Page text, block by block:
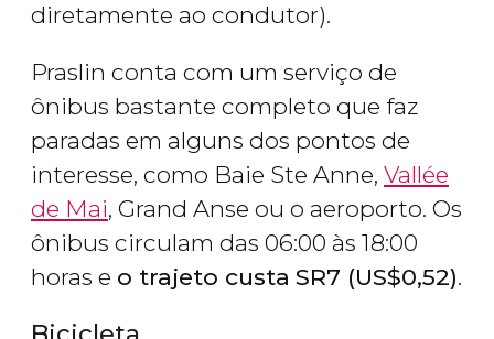
diretamente ao condutor).
Praslin conta com um serviço de
ônibus bastante completo que faz
paradas em alguns dos pontos de
interesse, como Baie Ste Anne, Vallée
de Mai, Grand Anse ou o aeroporto. Os
ônibus circulam das 06:00 às 18:00
horas e o trajeto custa SR7 (US$0,52).